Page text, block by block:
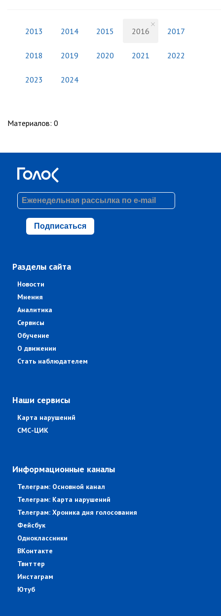
2013 2014 2015 2016 2017
2018 2019 2020 2021 2022
2023 2024
Материалов: 0
Подписаться
Разделы сайта
Новости
Мнения
Аналитика
Сервисы
Обучение
О движении
Стать наблюдателем
Наши сервисы
Карта нарушений
СМС-ЦИК
Информационные каналы
Телеграм: Основной канал
Телеграм: Карта нарушений
Телеграм: Хроника дня голосования
Фейсбук
Одноклассники
ВКонтакте
Твиттер
Инстаграм
Ютуб